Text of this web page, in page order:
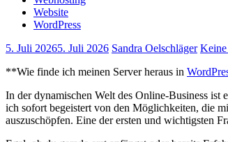
Website
WordPress
5. Juli 20265. Juli 2026 Sandra Oelschläger
**Wie finde ‍ich ⁣meinen Server heraus in
In der dynamischen Welt des Online-Business ist
ich sofort⁤ begeistert von den Möglichkeiten, die
auszuschöpfen. Eine der ersten und wichtigsten